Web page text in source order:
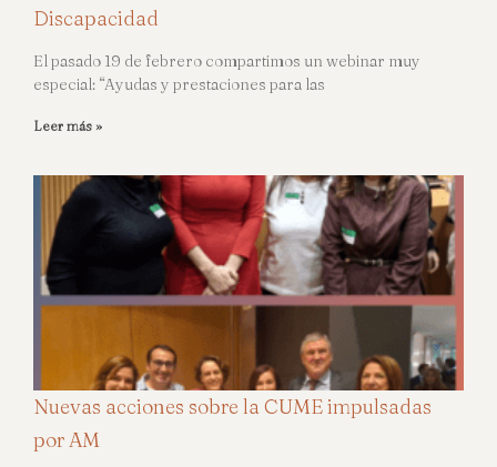
Discapacidad
El pasado 19 de febrero compartimos un webinar muy
especial: “Ayudas y prestaciones para las
Leer más »
Nuevas acciones sobre la CUME impulsadas
por AM